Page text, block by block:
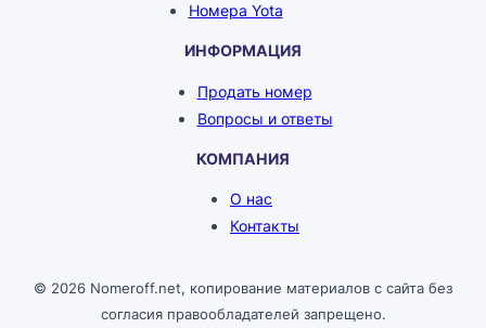
Номера Yota
ИНФОРМАЦИЯ
Продать номер
Вопросы и ответы
КОМПАНИЯ
О нас
Контакты
© 2026 Nomeroff.net, копирование материалов с сайта без
согласия правообладателей запрещено.